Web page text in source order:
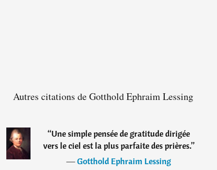
Autres citations de Gotthold Ephraim Lessing
“Une simple pensée de gratitude dirigée
vers le ciel est la plus parfaite des prières.”
―Gotthold Ephraim Lessing